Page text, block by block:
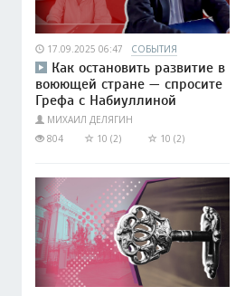
17.09.2025 06:47 СОБЫТИЯ
Как остановить развитие в
воюющей стране — спросите
Грефа с Набиуллиной
МИХАИЛ ДЕЛЯГИН
804
10 (2) 10 (2)